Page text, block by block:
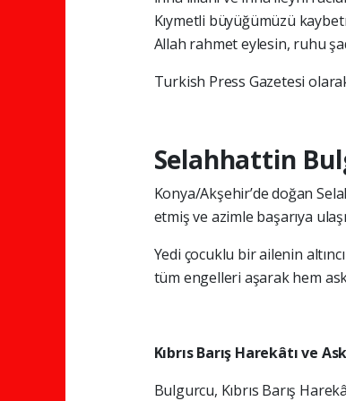
Kıymetli büyüğümüzü
Allah rahmet eylesin, ruhu
Turkish Press Gazetesi
Selahhattin
Konya/Akşehir’de doğan
etmiş ve azimle başarıya
Yedi çocuklu bir ailenin
tüm engelleri aşarak hem
Kıbrıs Barış Harekâtı ve
Bulgurcu, Kıbrıs Barış